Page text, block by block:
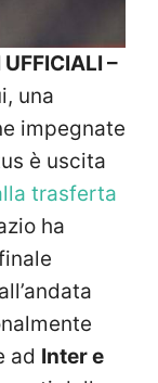
–
una
impegnate
è uscita
trasferta
ha
ad Inter e